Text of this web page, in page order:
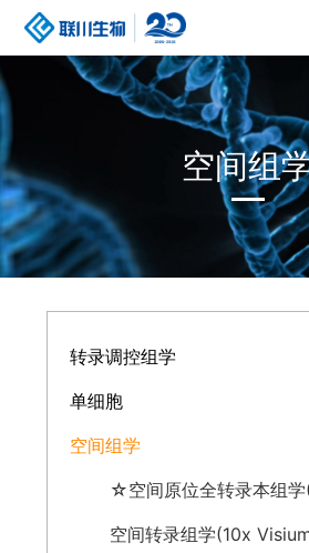
空间组
转录调控组学
单细胞
空间组学
☆空间原位全转录本组
空间转录组学(10x